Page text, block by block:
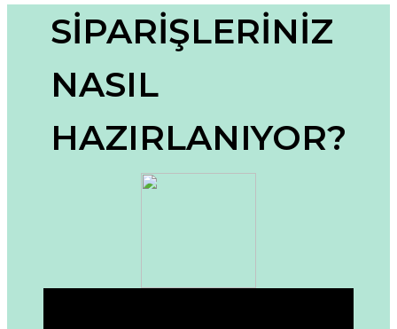
Görüş ve önerileriniz için teşekkür ederiz.
Ürün resmi kalitesiz, bozuk veya görüntülenemiyor.
Ürün açıklamasında eksik bilgiler bulunuyor.
Ürün fiyatı diğer sitelerden daha pahalı.
Bu ürüne benzer farklı alternatifler olmalı.
SİPARİŞLERİNİZ
NASIL
HAZIRLANIYOR?